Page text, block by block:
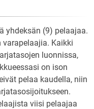
yhdeksän (9) pelaajaa.
varapelaajia. Kaikki
luonnissa,
on ison
pelaa kaudella, niin
viisi pelaajaa